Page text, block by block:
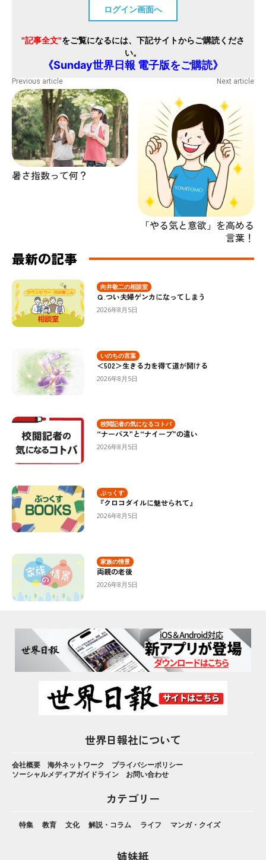
ログイン画面へ
"記事全文"をご覧になるには、下記サイトからご購読くださ
い。
《Sunday世界日報 電子版をご購読》
Previous article
暑さ指数って何？
Next article
「やる気と意欲」を高める
言葉！
最新の記事
向井敬二の相談室
Ｑ.つい夫婦ゲンカになってしまう
2026年8月5日
いのちの言葉
＜502＞生きる力を得て道が開ける
2026年8月5日
校閲記者の気になるコトバ
“ナーバス”と“ナイーブ”の違い
2026年8月5日
ぶっくす
『クロコダイルに魅せられて』
2026年8月5日
家族の情景
両親の老後
2026年8月5日
世界日報社について
会社概要 海外ネットワーク
プライバシーポリシー
ソーシャルメディアガイドライン
お問い合わせ
カテゴリー
特集 教育 文化 解説・コラム ライフ マンガ・クイズ
姉妹紙